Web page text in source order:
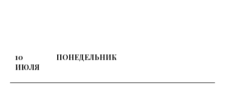
10
ИЮЛЯ
ПОНЕДЕЛЬНИК